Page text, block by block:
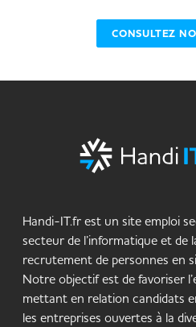
CONSULTEZ
Handi-IT.fr est un site emploi
secteur de l’informatique et de
recrutement de personnes en
Notre objectif est de favoriser
mettant en relation candidats
les entreprises ouvertes à la